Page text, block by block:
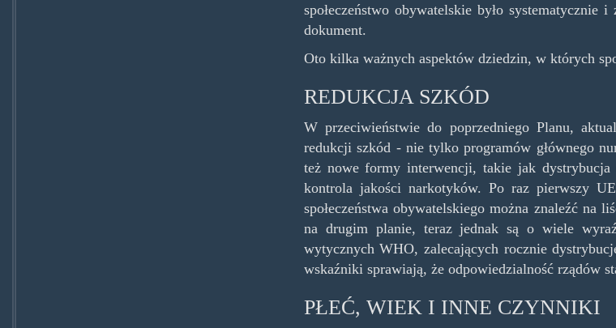
społeczeństwo obywatelskie było
dokument.
Oto kilka ważnych aspektów dziedzin, w których
REDUKCJA SZKÓD
W przeciwieństwie do poprzedniego Planu,
redukcji szkód - nie tylko programów głównego
też nowe formy interwencji, takie jak dystrybucja
kontrola jakości narkotyków. Po raz pierwszy
społeczeństwa obywatelskiego można znaleźć na
na drugim planie, teraz jednak są o wiele
wytycznych WHO, zalecających rocznie
wskaźniki sprawiają, że odpowiedzialność rządów
PŁEĆ, WIEK I INNE CZYNNIKI